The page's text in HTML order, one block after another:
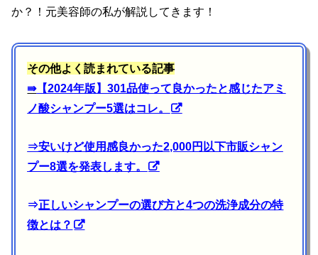
か？！元美容師の私が解説してきます！
その他よく読まれている記事
⇛【2024年版】301品使って良かったと感じたアミ
ノ酸シャンプー5選はコレ。
⇒安いけど使用感良かった2,000円以下市販シャン
プー8選を発表します。
⇒正しいシャンプーの選び方と4つの洗浄成分の特
徴とは？